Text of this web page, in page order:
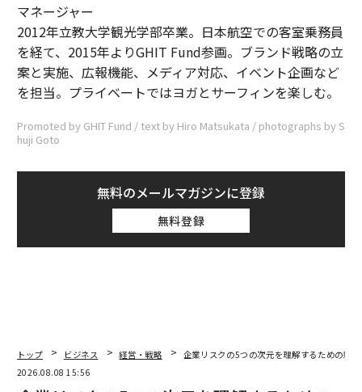
マネージャー
2012年立教大学観光学部卒業。日本航空での客室乗務員
を経て、2015年よりGHIT Fund参画。ブランド戦略の立
案と実施、広報機能、メディア対応、イベント企画など
を担当。プライベートではヨガとサーフィンを楽しむ。
Promoted by GHIT Fund / text by Hiro Matsukata / photographs by S
huji Goto
無料のメールマガジンに登録
無料登録
トップ ビジネス 経営・戦略
企業リスクの5つの次元を理解するための新
2026.08.08 15:56